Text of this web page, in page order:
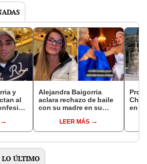
y
al
Alejandra Baigorria
aclara rechazo de baile
con su madre en su
"No fue en mala onda"
LEER MÁS
en
LO ÚLTIMO